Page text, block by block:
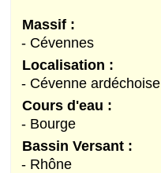
Massif :
- Cévennes
Localisation :
- Cévenne ardéchoise
Cours d'eau :
- Bourge
Bassin Versant :
- Rhône